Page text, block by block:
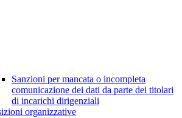
Sanzioni per mancata o incompleta
comunicazione dei dati da parte dei titolari
di incarichi dirigenziali
organizzative